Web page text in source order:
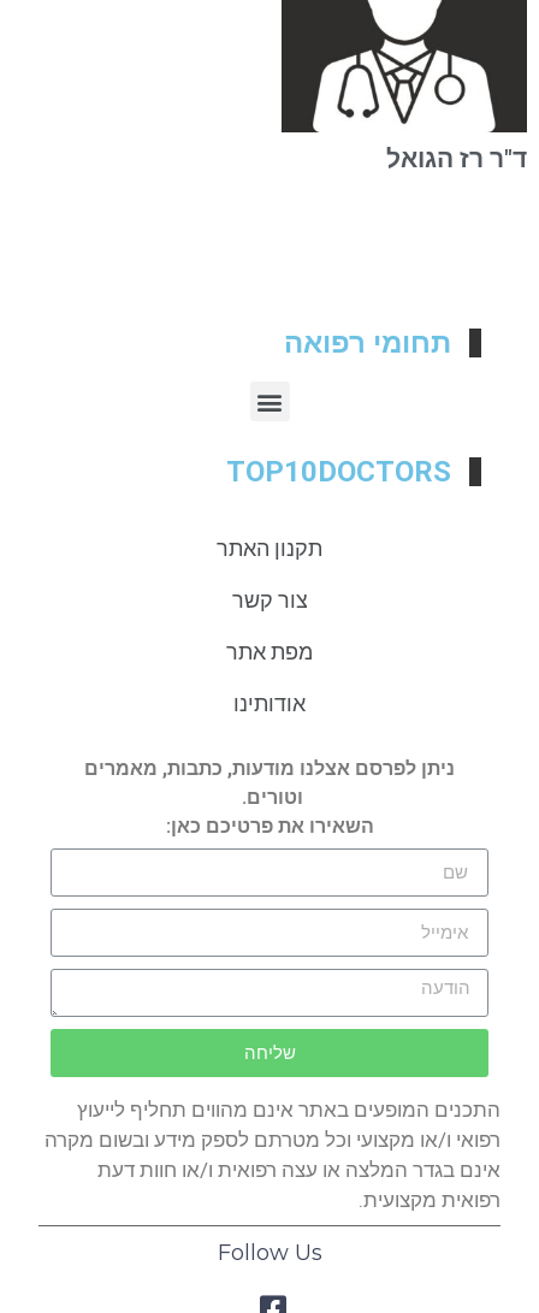
ד"ר רז הגואל
תחומי רפואה
TOP10DOCTORS
תקנון האתר
צור קשר
מפת אתר
אודותינו
ניתן לפרסם אצלנו מודעות, כתבות, מאמרים
וטורים.
השאירו את פרטיכם כאן:
שליחה
התכנים המופעים באתר אינם מהווים תחליף לייעוץ
רפואי ו/או מקצועי וכל מטרתם לספק מידע ובשום מקרה
אינם בגדר המלצה או עצה רפואית ו/או חוות דעת
רפואית מקצועית.
Follow Us